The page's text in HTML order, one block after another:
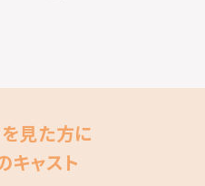
見た方に
キャスト